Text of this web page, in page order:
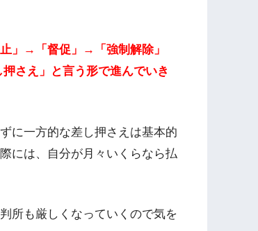
」→「督促」→「強制解除」
さえ」と言う形で進んでいき
に一方的な差し押さえは基本的
には、自分が月々いくらなら払
所も厳しくなっていくので気を